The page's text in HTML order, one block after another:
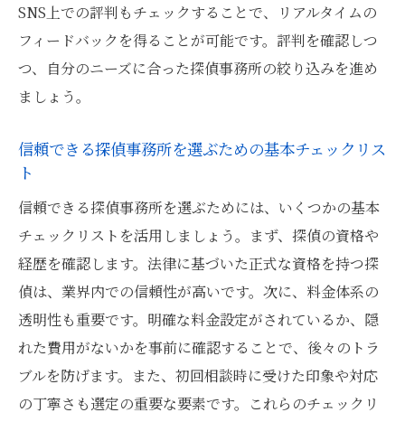
文京区での調査におけるプライバシー保護
地元に精通した探偵事務所の選び方
自分のニーズに合った探偵サービスを選ぶ
依頼内容に応じた探偵事務所の選び方
自分に最適な探偵事務所の選定プロセス
依頼する前の準備と確認事項
探偵事務所との良好なコミュニケーション
の築き方
探偵事務所のサービス内容と料金のバランスを
見極める
SNS上での評判もチェックすることで、リアルタイムの
フィードバックを得ることが可能です。評判を確認しつ
つ、自分のニーズに合った探偵事務所の絞り込みを進め
ましょう。
信頼できる探偵事務所を選ぶための基本チェックリス
ト
信頼できる探偵事務所を選ぶためには、いくつかの基本
チェックリストを活用しましょう。まず、探偵の資格や
経歴を確認します。法律に基づいた正式な資格を持つ探
偵は、業界内での信頼性が高いです。次に、料金体系の
透明性も重要です。明確な料金設定がされているか、隠
れた費用がないかを事前に確認することで、後々のトラ
ブルを防げます。また、初回相談時に受けた印象や対応
の丁寧さも選定の重要な要素です。これらのチェックリ